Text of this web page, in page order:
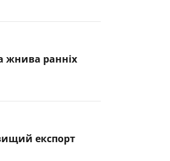
жнива ранніх
експорт